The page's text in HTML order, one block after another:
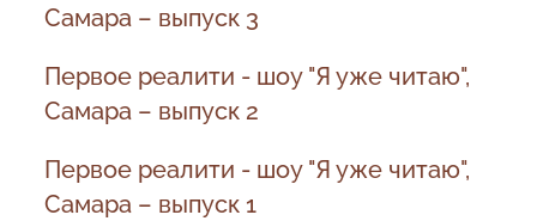
Самара – выпуск 3
Первое реалити - шоу "Я уже читаю",
Самара – выпуск 2
Первое реалити - шоу "Я уже читаю",
Самара – выпуск 1